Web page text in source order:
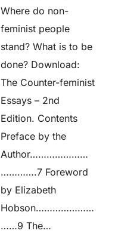
Where do non­
feminist people
stand? What is to be
done? Download:
The Counter-feminist
Essays – 2nd
Edition. Contents
Preface by the
Author…………………
………….7 Foreword
by Elizabeth
Hobson…………………
……9 The…